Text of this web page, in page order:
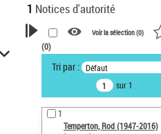
1 Notices d'autorité
VOTRE RECHERCHE
Recherche avancée dans les
notices d’autorité
Œuvres liées à l'auteur :
Temperton, Rod (1947-2016)
Voir la sélection (0)
(0)
Tri par : Défaut
sur 1
1
Temperton, Rod (1947-2016)